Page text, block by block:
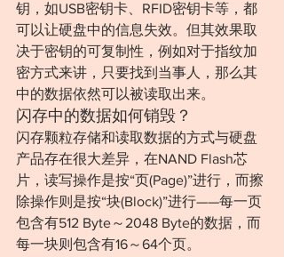
钥，如USB密钥卡、RFID密钥卡等，都
可以让硬盘中的信息失效。但其效果取
决于密钥的可复制性，例如对于指纹加
密方式来讲，只要找到当事人，那么其
中的数据依然可以被读取出来。
闪存中的数据如何销毁？
闪存颗粒存储和读取数据的方式与硬盘
产品存在很大差异，在NAND Flash芯
片，读写操作是按“页(Page)”进行，而擦
除操作则是按“块(Block)”进行——每一页
包含有512 Byte～2048 Byte的数据，而
每一块则包含有16～64个页。